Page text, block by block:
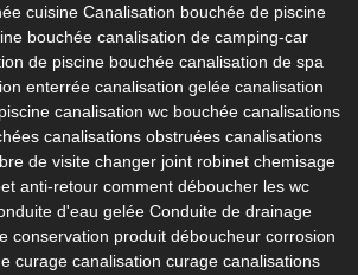
cuisine Canalisation bouchée de piscine
bouchée canalisation de camping-car
de piscine bouchée canalisation de spa
enterrée canalisation gelée canalisation
canalisation wc bouchée canalisations
canalisations obstruées canalisations
de visite changer joint robinet chemisage
anti-retour comment déboucher les wc
d'eau gelée Conduite de drainage
conservation produit déboucheur corrosion
curage canalisation curage canalisations